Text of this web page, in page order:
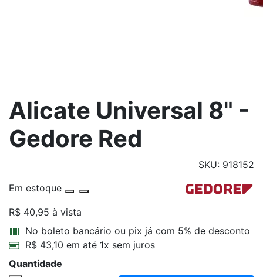
Alicate Universal 8" -
Gedore Red
SKU: 918152
Em estoque
R$ 40,95 à vista
No boleto bancário ou pix já com 5% de desconto
R$ 43,10 em até 1x sem juros
Quantidade